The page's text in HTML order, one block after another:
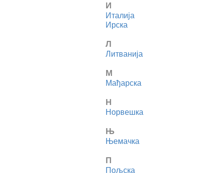
И
Италија
Ирска
Л
Литванија
М
Мађарска
Н
Норвешка
Њ
Њемачка
П
Пољска